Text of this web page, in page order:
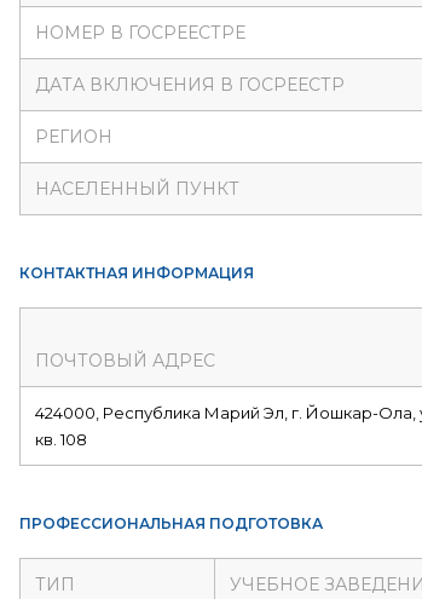
НОМЕР В ГОСРЕЕСТРЕ
ДАТА ВКЛЮЧЕНИЯ В ГОСРЕЕСТР
РЕГИОН
НАСЕЛЕННЫЙ ПУНКТ
КОНТАКТНАЯ ИНФОРМАЦИЯ
ПОЧТОВЫЙ АДРЕС
424000, Республика Марий Эл, г. Йошкар-Ола,
кв. 108
ПРОФЕССИОНАЛЬНАЯ ПОДГОТОВКА
ТИП
УЧЕБНОЕ